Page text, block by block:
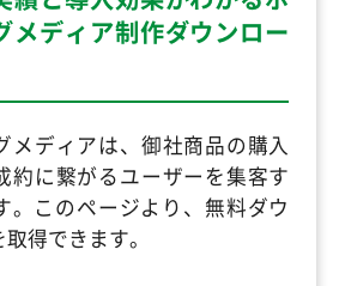
メディア制作ダウンロー
メディアは、御社商品の購入
約に繋がるユーザーを集客す
。このページより、無料ダウ
得できます。